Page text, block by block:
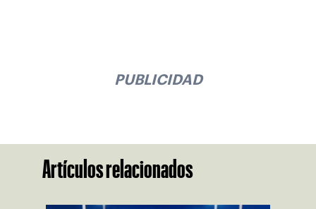
PUBLICIDAD
Artículos relacionados